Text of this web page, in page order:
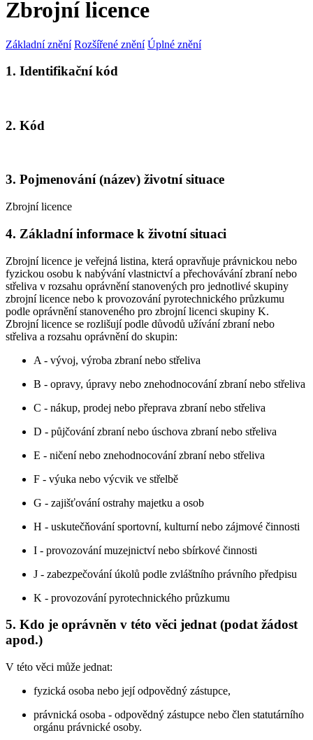
Zbrojní licence
Základní znění Rozšířené znění Úplné znění
1. Identifikační kód
2. Kód
3. Pojmenování (název) životní situace
Zbrojní licence
4. Základní informace k životní situaci
Zbrojní licence je veřejná listina, která opravňuje právnickou nebo
fyzickou osobu k nabývání vlastnictví a přechovávání zbraní nebo
střeliva v rozsahu oprávnění stanovených pro jednotlivé skupiny
zbrojní licence nebo k provozování pyrotechnického průzkumu
podle oprávnění stanoveného pro zbrojní licenci skupiny K.
Zbrojní licence se rozlišují podle důvodů užívání zbraní nebo
střeliva a rozsahu oprávnění do skupin:
A - vývoj, výroba zbraní nebo střeliva
B - opravy, úpravy nebo znehodnocování zbraní nebo střeliva
C - nákup, prodej nebo přeprava zbraní nebo střeliva
D - půjčování zbraní nebo úschova zbraní nebo střeliva
E - ničení nebo znehodnocování zbraní nebo střeliva
F - výuka nebo výcvik ve střelbě
G - zajišťování ostrahy majetku a osob
H - uskutečňování sportovní, kulturní nebo zájmové činnosti
I - provozování muzejnictví nebo sbírkové činnosti
J - zabezpečování úkolů podle zvláštního právního předpisu
K - provozování pyrotechnického průzkumu
5. Kdo je oprávněn v této věci jednat (podat žádost
apod.)
V této věci může jednat:
fyzická osoba nebo její odpovědný zástupce,
právnická osoba - odpovědný zástupce nebo člen statutárního
orgánu právnické osoby.